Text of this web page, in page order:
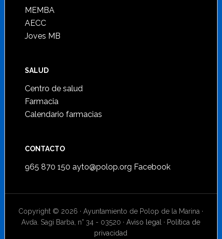
MEMBA
AECC
Joves MB
SALUD
Centro de salud
Farmacia
Calendario farmacias
CONTACTO
965 870 150 ayto@polop.org Facebook
Copyright © 2026 · Ayuntamiento de Polop de la Marina ·
Avda. Sagi Barba, n° 34 - 03520 ·Aviso legal · Política de
privacidad